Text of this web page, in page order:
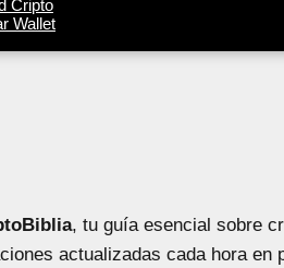
Cripto
Wallet
, tu guía esencial sobre
actualizadas cada hora